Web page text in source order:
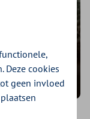
Deze cookies
geen invloed